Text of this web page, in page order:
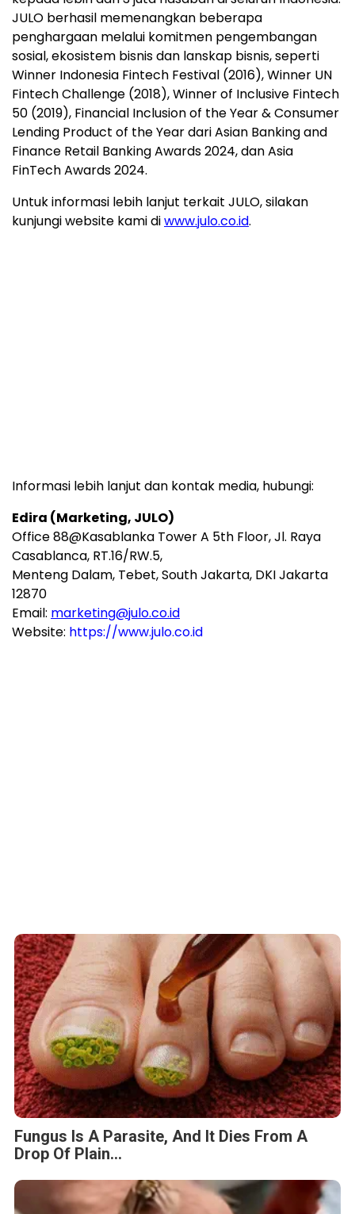
JULO berhasil memenangkan beberapa
penghargaan melalui komitmen pengembangan
sosial, ekosistem bisnis dan lanskap bisnis, seperti
Winner Indonesia Fintech Festival (2016), Winner UN
Fintech Challenge (2018), Winner of Inclusive Fintech
50 (2019), Financial Inclusion of the Year & Consumer
Lending Product of the Year dari Asian Banking and
Finance Retail Banking Awards 2024, dan Asia
FinTech Awards 2024.
Untuk informasi lebih lanjut terkait JULO, silakan
kunjungi website kami diwww.julo.co.id.
Informasi lebih lanjut dan kontak media, hubungi:
Edira (Marketing, JULO)
Office 88@Kasablanka Tower A 5th Floor, Jl. Raya
Casablanca, RT.16/RW.5,
Menteng Dalam, Tebet, South Jakarta, DKI Jakarta
12870
Email: marketing@julo.co.id
Website: https://www.julo.co.id
Fungus Is A Parasite, And It Dies From A
Drop Of Plain...